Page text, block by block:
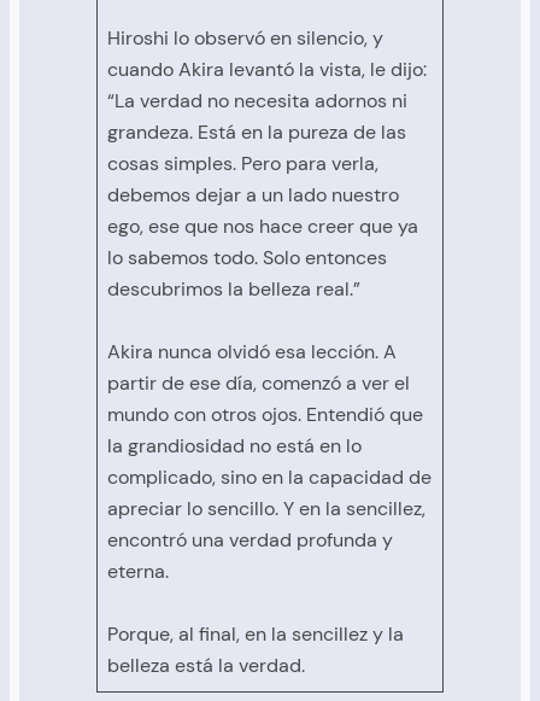
Hiroshi lo observó en silencio, y
cuando Akira levantó la vista, le dijo:
“La verdad no necesita adornos ni
grandeza. Está en la pureza de las
cosas simples. Pero para verla,
debemos dejar a un lado nuestro
ego, ese que nos hace creer que ya
lo sabemos todo. Solo entonces
descubrimos la belleza real.”
Akira nunca olvidó esa lección. A
partir de ese día, comenzó a ver el
mundo con otros ojos. Entendió que
la grandiosidad no está en lo
complicado, sino en la capacidad de
apreciar lo sencillo. Y en la sencillez,
encontró una verdad profunda y
eterna.
Porque, al final, en la sencillez y la
belleza está la verdad.